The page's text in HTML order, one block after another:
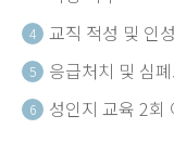
4 교직 적성 및 인
5 응급처치 및 심
6 성인지 교육 2회